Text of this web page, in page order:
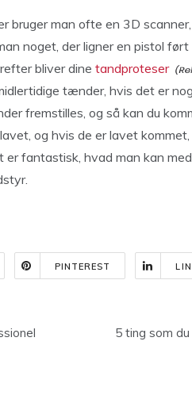
man ofte en 3D
noget, der ligner en pistol ført
bliver dine tandproteser
tænder, hvis det er
fremstilles, og så kan du
og hvis de er lavet
fantastisk, hvad man kan
PINTEREST
5 ting som